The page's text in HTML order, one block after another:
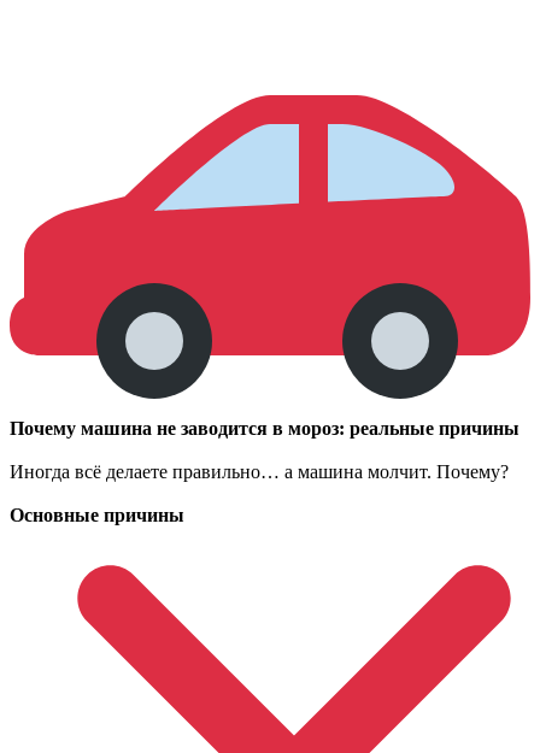
Почему машина не заводится в мороз: реальные причины
Иногда всё делаете правильно… а машина молчит. Почему?
Основные причины